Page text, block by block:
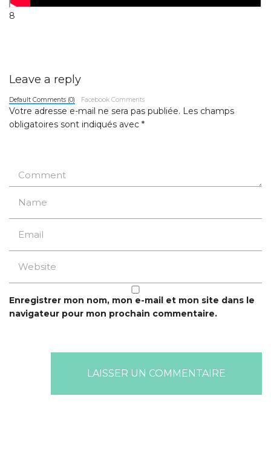
8
Leave a reply
Default Comments (0) Facebook Comments
Votre adresse e-mail ne sera pas publiée. Les champs
obligatoires sont indiqués avec *
Enregistrer mon nom, mon e-mail et mon site dans le
navigateur pour mon prochain commentaire.